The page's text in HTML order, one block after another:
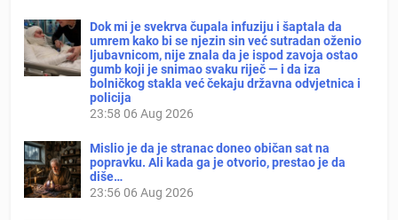
Dok mi je svekrva čupala infuziju i šaptala da
umrem kako bi se njezin sin već sutradan oženio
ljubavnicom, nije znala da je ispod zavoja ostao
gumb koji je snimao svaku riječ — i da iza
bolničkog stakla već čekaju državna odvjetnica i
policija
23:58 06 Aug 2026
Mislio je da je stranac doneo običan sat na
popravku. Ali kada ga je otvorio, prestao je da
diše…
23:56 06 Aug 2026